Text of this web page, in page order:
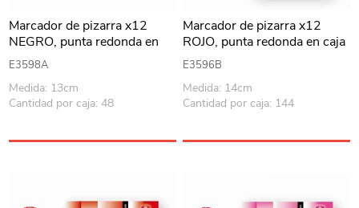
Marcador de pizarra x12
NEGRO, punta redonda en
caja BEIFA
E3598A
Medida: 13cm
Cantidad por caja: 48
Marcador de pizarra x12
ROJO, punta redonda en caja
BEIFA
E3596B
Medida: 14cm
Cantidad por caja: 144